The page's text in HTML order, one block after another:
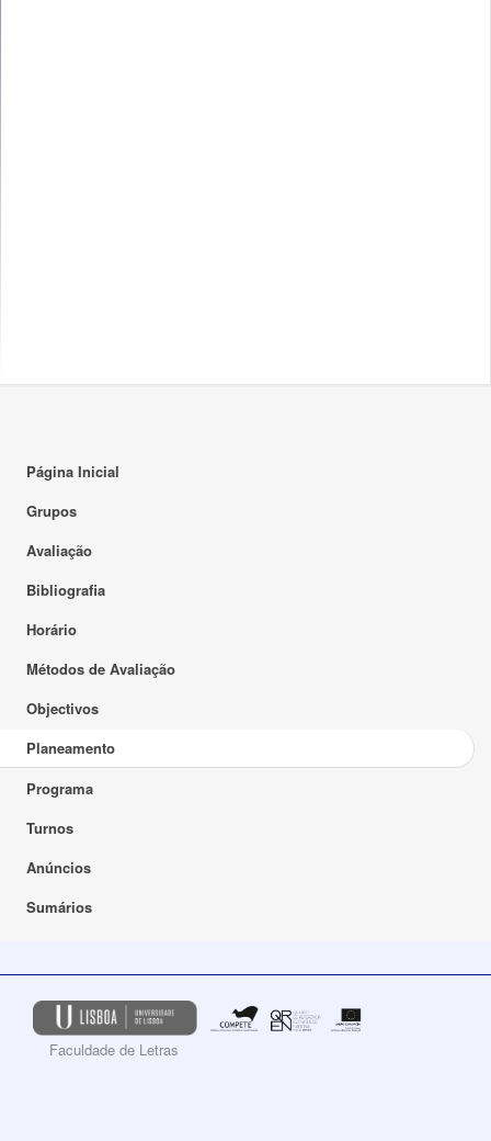
Página Inicial
Grupos
Avaliação
Bibliografia
Horário
Métodos de Avaliação
Objectivos
Planeamento
Programa
Turnos
Anúncios
Sumários
Faculdade de Letras